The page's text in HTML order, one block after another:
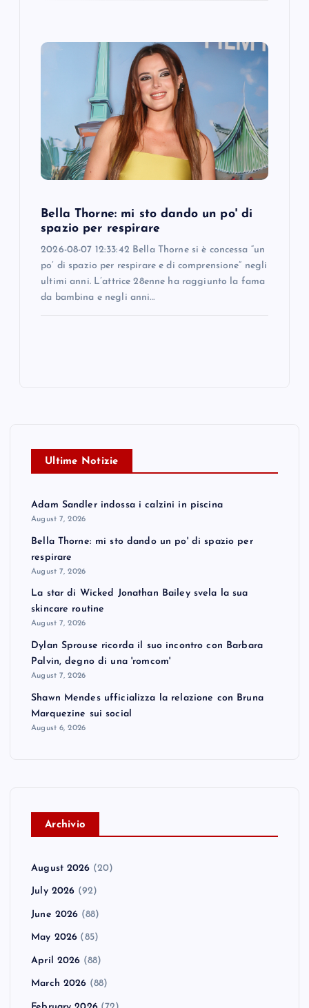
Bella Thorne: mi sto dando un po' di
spazio per respirare
2026-08-07 12:33:42 Bella Thorne si è concessa “un
po’ di spazio per respirare e di comprensione” negli
ultimi anni. L’attrice 28enne ha raggiunto la fama
da bambina e negli anni…
Ultime Notizie
Adam Sandler indossa i calzini in piscina
August 7, 2026
Bella Thorne: mi sto dando un po' di spazio per
respirare
August 7, 2026
La star di Wicked Jonathan Bailey svela la sua
skincare routine
August 7, 2026
Dylan Sprouse ricorda il suo incontro con Barbara
Palvin, degno di una 'romcom'
August 7, 2026
Shawn Mendes ufficializza la relazione con Bruna
Marquezine sui social
August 6, 2026
Archivio
August 2026 (20)
July 2026 (92)
June 2026 (88)
May 2026 (85)
April 2026 (88)
March 2026 (88)